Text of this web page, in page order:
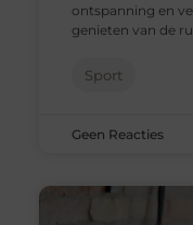
ontspanning en
genieten van de
Sport
Geen Reacties